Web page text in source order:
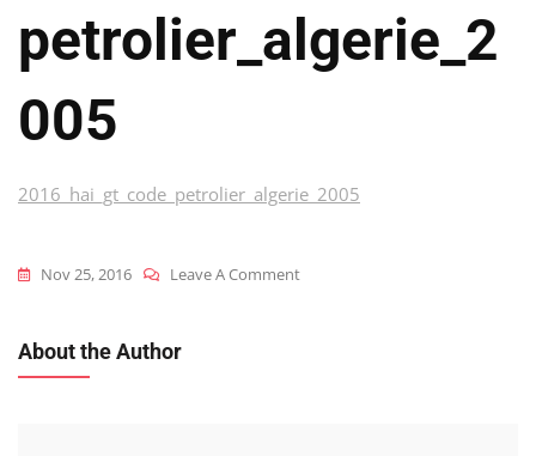
Petrolier_algerie_2
005
2016_hai_gt_code_petrolier_algerie_2005
Nov 25, 2016 Leave A CommentOn
About the Author